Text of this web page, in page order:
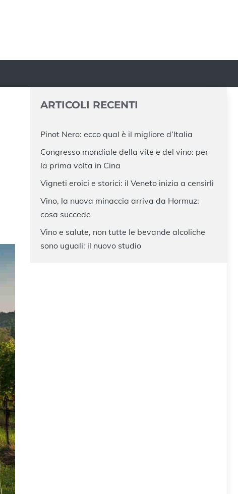
ARTICOLI RECENTI
Pinot Nero: ecco qual è il migliore d’Italia
Congresso mondiale della vite e del vino: per
la prima volta in Cina
Vigneti eroici e storici: il Veneto inizia a censirli
Vino, la nuova minaccia arriva da Hormuz:
cosa succede
Vino e salute, non tutte le bevande alcoliche
sono uguali: il nuovo studio